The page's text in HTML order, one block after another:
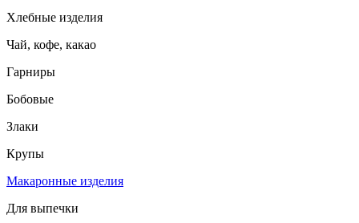
Хлебные изделия
Чай, кофе, какао
Гарниры
Бобовые
Злаки
Крупы
Макаронные изделия
Для выпечки